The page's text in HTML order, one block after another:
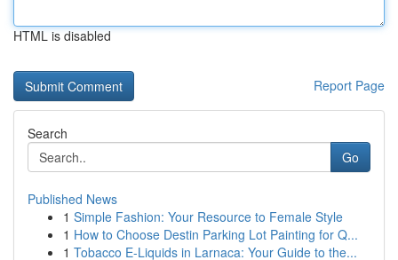
HTML is disabled
Report Page
Search
Go
Published News
1 Simple Fashion: Your Resource to Female Style
1 How to Choose Destin Parking Lot Painting for Q...
1 Tobacco E-Liquids in Larnaca: Your Guide to the...